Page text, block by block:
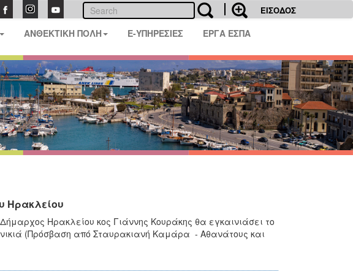
ΕΙΣΟΔΟΣ
ΑΝΘΕΚΤΙΚΗ ΠΟΛΗ E-ΥΠΗΡΕΣΙΕΣ ΕΡΓΑ ΕΣΠΑ
Ηρακλείου
Ηρακλείου κος Γιάννης Κουράκης θα εγκαινιάσει το
(Πρόσβαση από Σταυρακιανή Καμάρα - Αθανάτους και